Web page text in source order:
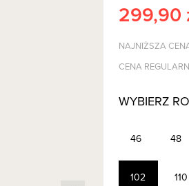
299,90
NAJNIŻSZA
CENA
WYBIERZ
46 48
102 110